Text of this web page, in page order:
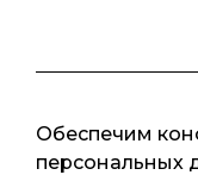
Обеспечим
персональных